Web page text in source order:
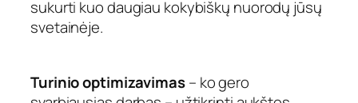
sukurti kuo daugiau kokybiškų nuorodų jūsų
svetainėje.
Turinio optimizavimas– ko gero